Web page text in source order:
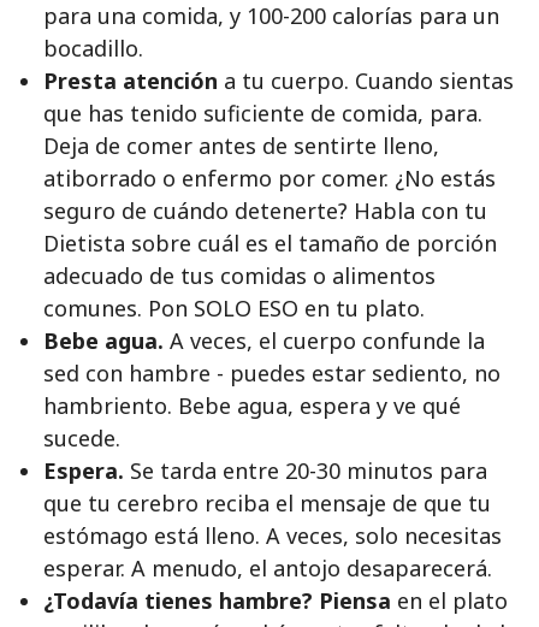
para una comida, y 100-200 calorías para un
bocadillo.
Presta atención a tu cuerpo. Cuando sientas
que has tenido suficiente de comida, para.
Deja de comer antes de sentirte lleno,
atiborrado o enfermo por comer. ¿No estás
seguro de cuándo detenerte? Habla con tu
Dietista sobre cuál es el tamaño de porción
adecuado de tus comidas o alimentos
comunes. Pon SOLO ESO en tu plato.
Bebe agua. A veces, el cuerpo confunde la
sed con hambre - puedes estar sediento, no
hambriento. Bebe agua, espera y ve qué
sucede.
Espera. Se tarda entre 20-30 minutos para
que tu cerebro reciba el mensaje de que tu
estómago está lleno. A veces, solo necesitas
esperar. A menudo, el antojo desaparecerá.
¿Todavía tienes hambre? Piensa en el plato